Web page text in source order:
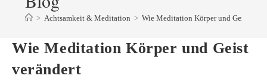
> Achtsamkeit & Meditation > Wie Meditation Körper und Geist
Wie Meditation Körper und Geist
verändert